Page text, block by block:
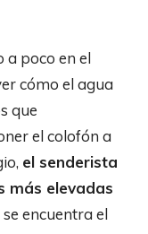
a poco en el
cómo el agua
que
el colofón a
el senderista
más elevadas
encuentra el